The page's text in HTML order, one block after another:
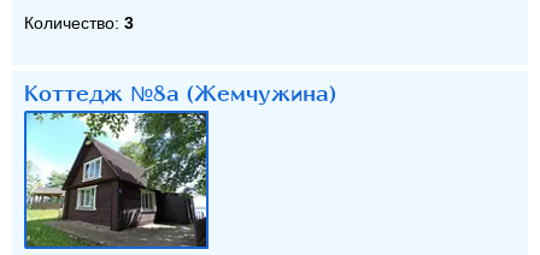
Количество: 3
Коттедж №8а (Жемчужина)